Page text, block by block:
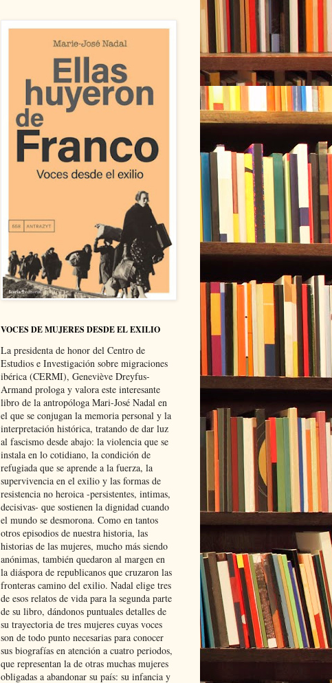
VOCES DE MUJERES DESDE EL EXILIO
La presidenta de honor del Centro de
Estudios e Investigación sobre migraciones
ibérica (CERMI), Geneviève Dreyfus-
Armand prologa y valora este interesante
libro de la antropóloga Mari-José Nadal en
el que se conjugan la memoria personal y la
interpretación histórica, tratando de dar luz
al fascismo desde abajo: la violencia que se
instala en lo cotidiano, la condición de
refugiada que se aprende a la fuerza, la
supervivencia en el exilio y las formas de
resistencia no heroica -persistentes, intimas,
decisivas- que sostienen la dignidad cuando
el mundo se desmorona. Como en tantos
otros episodios de nuestra historia, las
historias de las mujeres, mucho más siendo
anónimas, también quedaron al margen en
la diáspora de republicanos que cruzaron las
fronteras camino del exilio. Nadal elige tres
de esos relatos de vida para la segunda parte
de su libro, dándonos puntuales detalles de
su trayectoria de tres mujeres cuyas voces
son de todo punto necesarias para conocer
sus biografías en atención a cuatro periodos,
que representan la de otras muchas mujeres
obligadas a abandonar su país: su infancia y